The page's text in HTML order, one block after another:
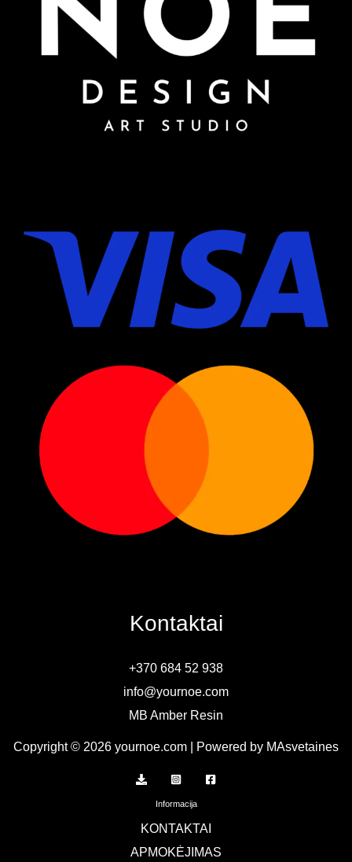
Kontaktai
+370 684 52 938
info@yournoe.com
MB Amber Resin
Copyright © 2026 yournoe.com | Powered by MAsvetaines
Informacija
KONTAKTAI
APMOKĖJIMAS